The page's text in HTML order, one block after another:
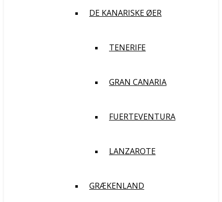
DE KANARISKE ØER
TENERIFE
GRAN CANARIA
FUERTEVENTURA
LANZAROTE
GRÆKENLAND